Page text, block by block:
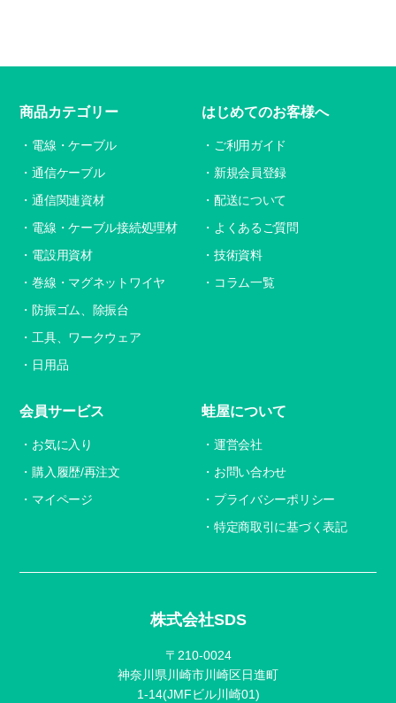
株式会社SDS
〒210-0024
神奈川県川崎市川崎区日進町
1-14(JMFビル川崎01)
商品カテゴリー
電線・ケーブル
通信ケーブル
通信関連資材
電線・ケーブル接続処理材
電設用資材
巻線・マグネットワイヤ
防振ゴム、除振台
工具、ワークウェア
日用品
はじめてのお客様へ
ご利用ガイド
新規会員登録
配送について
よくあるご質問
技術資料
コラム一覧
会員サービス
お気に入り
購入履歴/再注文
マイページ
蛙屋について
運営会社
お問い合わせ
プライバシーポリシー
特定商取引に基づく表記